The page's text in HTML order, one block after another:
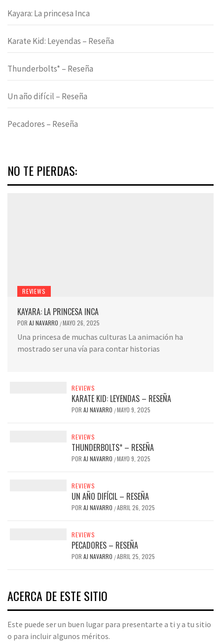
Kayara: La princesa Inca
Karate Kid: Leyendas – Reseña
Thunderbolts* – Reseña
Un año difícil – Reseña
Pecadores – Reseña
NO TE PIERDAS:
REVIEWS
KAYARA: LA PRINCESA INCA
POR AJ NAVARRO /MAYO 26, 2025
Una princesa de muchas culturas La animación ha
mostrado ser una vía para contar historias
REVIEWS
KARATE KID: LEYENDAS – RESEÑA
POR AJ NAVARRO /MAYO 9, 2025
REVIEWS
THUNDERBOLTS* – RESEÑA
POR AJ NAVARRO /MAYO 9, 2025
REVIEWS
UN AÑO DIFÍCIL – RESEÑA
POR AJ NAVARRO /ABRIL 26, 2025
REVIEWS
PECADORES – RESEÑA
POR AJ NAVARRO /ABRIL 25, 2025
ACERCA DE ESTE SITIO
Este puede ser un buen lugar para presentarte a ti y a tu sitio
o para incluir algunos méritos.